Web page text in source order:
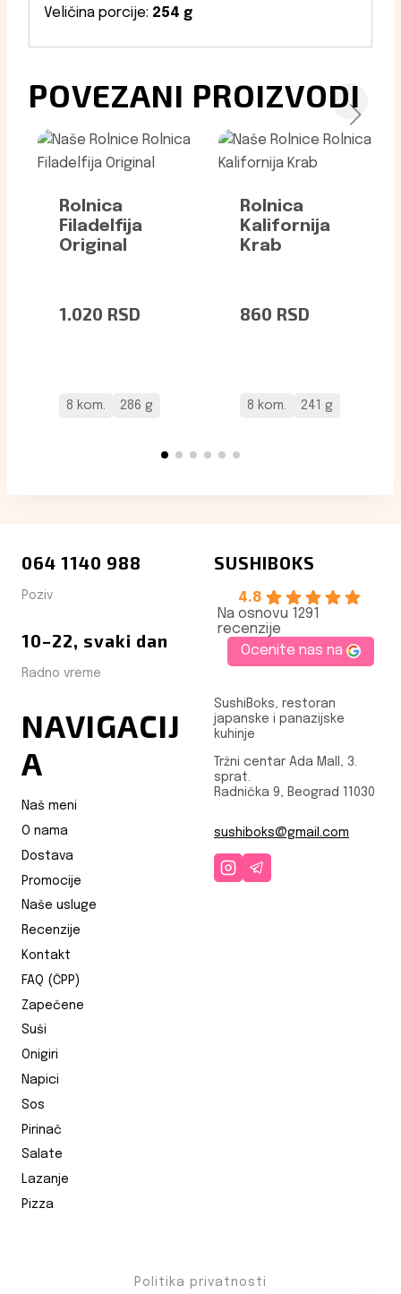
Veličina porcije: 254 g
POVEZANI PROIZVODI
Rolnica
Filadelfija
Original
1.020 RSD
8 kom. 286 g
Rolnica
Kalifornija
Krab
860 RSD
8 kom. 241 g
064 1140 988
Poziv
10–22, svaki dan
Radno vreme
NAVIGACIJ
A
Naš meni
O nama
Dostava
Promocije
Naše usluge
Recenzije
Kontakt
FAQ (ČPP)
Zapečene
Suši
Onigiri
Napici
Sos
Pirinač
Salate
Lazanje
Pizza
SUSHIBOKS
4.8
Na osnovu 1291
recenzije
Ocenite nas na
SushiBoks, restoran
japanske i panazijske
kuhinje
Tržni centar Ada Mall, 3.
sprat.
Radnička 9, Beograd 11030
sushiboks@gmail.com
Politika privatnosti